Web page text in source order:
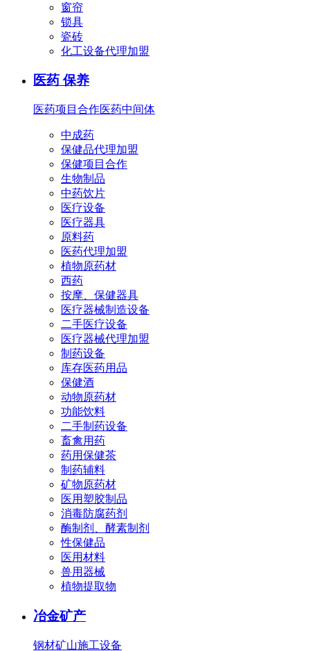
窗帘
锁具
瓷砖
化工设备代理加盟
医药 保养
医药项目合作医药中间体
中成药
保健品代理加盟
保健项目合作
生物制品
中药饮片
医疗设备
医疗器具
原料药
医药代理加盟
植物原药材
西药
按摩、保健器具
医疗器械制造设备
二手医疗设备
医疗器械代理加盟
制药设备
库存医药用品
保健酒
动物原药材
功能饮料
二手制药设备
畜禽用药
药用保健茶
制药辅料
矿物原药材
医用塑胶制品
消毒防腐药剂
酶制剂、酵素制剂
性保健品
医用材料
兽用器械
植物提取物
冶金矿产
钢材矿山施工设备